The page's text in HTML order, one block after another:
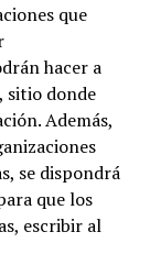
que
hacer a
sitio donde
Además,
se dispondrá
que los
escribir al